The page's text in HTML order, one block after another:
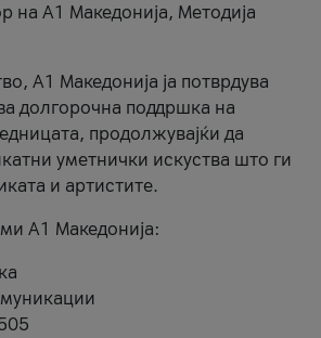
на A1 Македонија, Методија
A1 Македонија ја потврдува
долгорочна поддршка на
продолжувајќи да
уметнички искуства што ги
и артистите.
А1 Македонија: